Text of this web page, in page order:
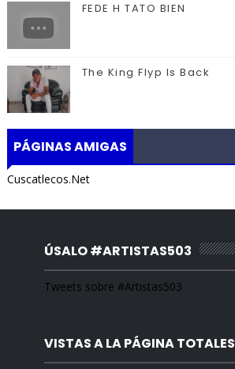
FEDE H TATO BIEN
The King Flyp Is Back
PÁGINAS AMIGAS
Cuscatlecos.Net
ÚSALO #ARTISTAS503
Tweets sobre #Artistas503
VISTAS A LA PÁGINA TOTALES